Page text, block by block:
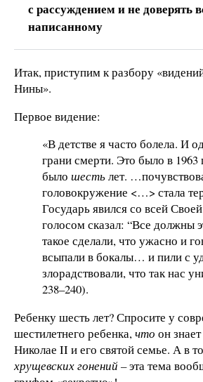
с рассуждением и не доверять
написанному
Итак, приступим к разбору
Нины».
Первое видение:
«В детстве я часто болела. И
грани смерти. Это было в
было шестьлет.
головокружение <…> стала
Государь явился со всей
голосом сказал: “Все должны
такое сделали, что ужасно и
всыпали в бокалы… и пили с
злорадствовали, что так нас
238–240).
Ребенку шесть лет? Спросите у
шестилетнего ребенка,что он
Николае II и его святой семье. А в
хрущевских гонений –эта тема